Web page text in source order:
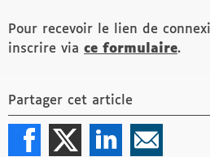
Pour recevoir le lien de
inscrire via ce formulaire.
Partager cet article